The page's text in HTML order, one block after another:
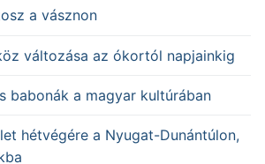
a vásznon
változása az ókortól napjainkig
babonák a magyar kultúrában
hétvégére a Nyugat-Dunántúlon,